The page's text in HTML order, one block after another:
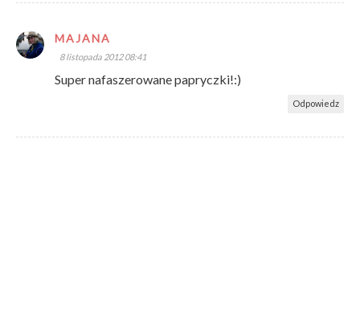
MAJANA
8 listopada 2012 08:41
Super nafaszerowane papryczki!:)
Odpowiedz